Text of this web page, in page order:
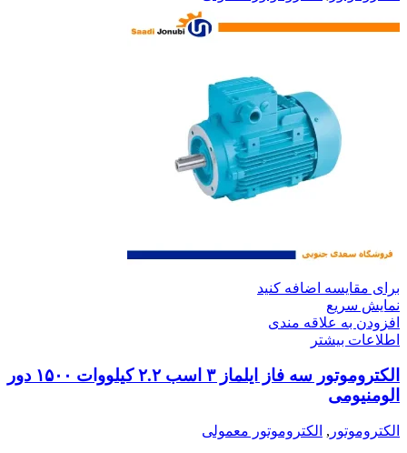
برای مقایسه اضافه کنید
نمایش سریع
افزودن به علاقه مندی
اطلاعات بیشتر
الکتروموتور سه فاز ایلماز ۳ اسب ۲.۲ کیلووات ۱۵۰۰ دور
الومنیومی
الکتروموتور , الکتروموتور معمولی